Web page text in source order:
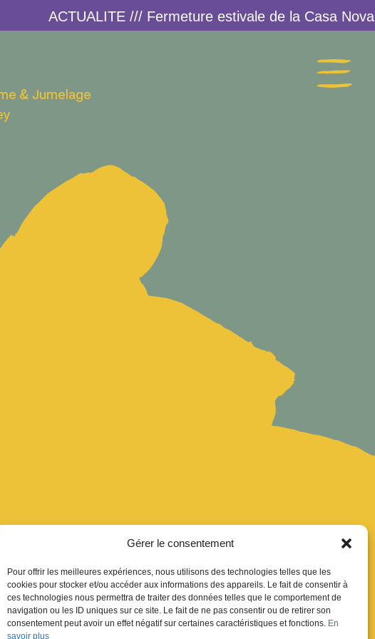
Gérer le consentement
Pour offrir les meilleures expériences, nous utilisons des technologies telles que les
cookies pour stocker et/ou accéder aux informations des appareils. Le fait de consentir à
ces technologies nous permettra de traiter des données telles que le comportement de
navigation ou les ID uniques sur ce site. Le fait de ne pas consentir ou de retirer son
consentement peut avoir un effet négatif sur certaines caractéristiques et fonctions. En
savoir plus
& Jumelage
Nous trouver
Inscription Newsletter
Fermetures